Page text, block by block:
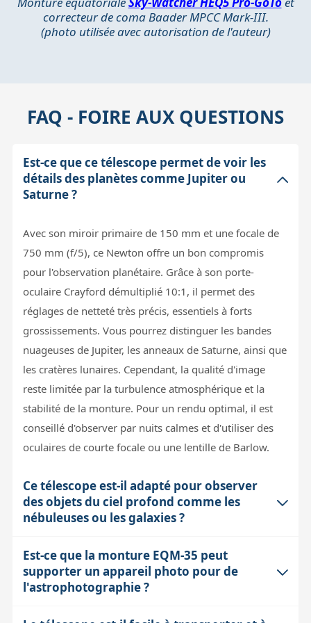
correcteur de coma Baader MPCC Mark-III.
(photo utilisée avec autorisation de l'auteur)
FAQ - FOIRE AUX QUESTIONS
Est-ce que ce télescope permet de voir les
détails des planètes comme Jupiter ou
Saturne ?
Avec son miroir primaire de 150 mm et une focale de
750 mm (f/5), ce Newton offre un bon compromis
pour l'observation planétaire. Grâce à son porte-
oculaire Crayford démultiplié 10:1, il permet des
réglages de netteté très précis, essentiels à forts
grossissements. Vous pourrez distinguer les bandes
nuageuses de Jupiter, les anneaux de Saturne, ainsi que
les cratères lunaires. Cependant, la qualité d'image
reste limitée par la turbulence atmosphérique et la
stabilité de la monture. Pour un rendu optimal, il est
conseillé d'observer par nuits calmes et d'utiliser des
oculaires de courte focale ou une lentille de Barlow.
Ce télescope est-il adapté pour observer
des objets du ciel profond comme les
nébuleuses ou les galaxies ?
Le diamètre de 150 mm collecte environ 73 % de
lumière de plus qu'un 114 mm, ce qui permet de voir
un plus grand nombre d'objets du ciel profond, comme
Est-ce que la monture EQM-35 peut
supporter un appareil photo pour de
l'astrophotographie ?